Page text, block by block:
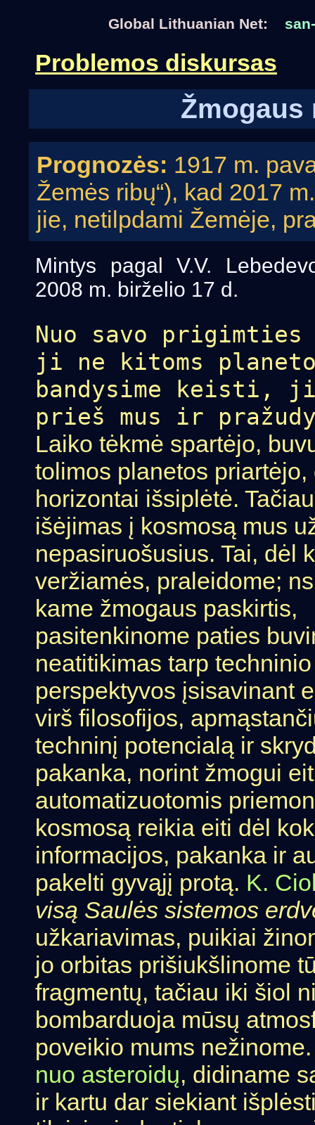
Global Lithuanian Net:
Problemos diskursas
Žmogaus
Prognozės: 1917 m.
Žemės ribų“), kad 2017
jie, netilpdami Žemėje,
Mintys pagal V.V.
2008 m. birželio 17 d.
Nuo savo prigimties
ji ne kitoms
bandysime keisti,
prieš mus ir
Laiko tėkmė spartėjo,
tolimos planetos priartėjo,
horizontai išsiplėtė.
išėjimas į kosmosą mus
nepasiruošusius. Tai, dėl
veržiamės, praleidome;
kame žmogaus paskirtis,
pasitenkinome paties
neatitikimas tarp
perspektyvos įsisavinant
virš filosofijos,
techninį potencialą ir
pakanka, norint žmogui
automatizuotomis
kosmosą reikia eiti dėl
informacijos, pakanka ir
pakelti gyvąjį protą. K.
visą Saulės sistemos
užkariavimas, puikiai
jo orbitas prišiukšlinome
fragmentų, tačiau iki šiol
bombarduoja mūsų
poveikio mums
nuo asteroidų, didiname
ir kartu dar siekiant